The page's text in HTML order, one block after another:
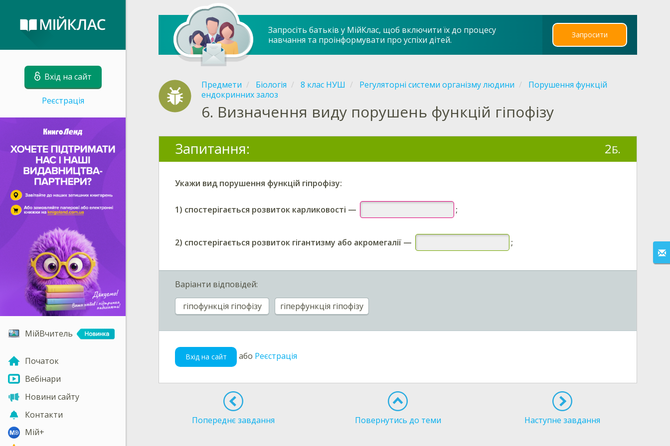
Вхід на сайт
Реєстрація
МійВчитель
Початок
Вебінари
Новини сайту
Контакти
Мій+
Запросіть батьків у МійКлас, щоб включити їх до процесу
навчання та проінформувати про успіхи дітей.
Запросити
Предмети Біологія 8 клас НУШ Регуляторні системи організму людини
Порушення функцій
ендокринних залоз
6. Визначення виду порушень функцій гіпофізу
Запитання: 2Б.
Укажи вид порушення функцій гіпрофізу:
1) спостерігається розвиток карликовості — ;
2) спостерігається розвиток гігантизму або акромегалії — ;
Варіанти відповідей:
гіпофункція гіпофізу
гіперфункція гіпофізу
Вхід на сайт або Реєстрація
Попереднє завдання Повернутись до теми Наступне завдання